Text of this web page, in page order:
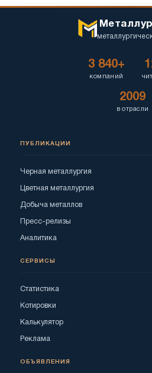
3 840+
компаний
2009
в отрасли
ПУБЛИКАЦИИ
Черная металлургия
Цветная металлургия
Добыча металлов
Пресс-релизы
Аналитика
СЕРВИСЫ
Статистика
Котировки
Калькулятор
Реклама
ОБЪЯВЛЕНИЯ